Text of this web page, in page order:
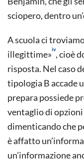
sciopero, dentro
A scuola ci
illegittime»iv, cioè
risposta. Nel caso
tipologia B accade
prepara possiede
ventaglio di
dimenticando che
è affatto
un’informazione